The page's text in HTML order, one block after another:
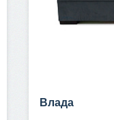
Влада